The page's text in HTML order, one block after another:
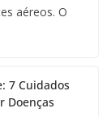
aéreos. O
7 Cuidados
Doenças